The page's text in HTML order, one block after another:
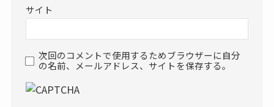
サイト
次回のコメントで使用するためブラウザーに自分
の名前、メールアドレス、サイトを保存する。